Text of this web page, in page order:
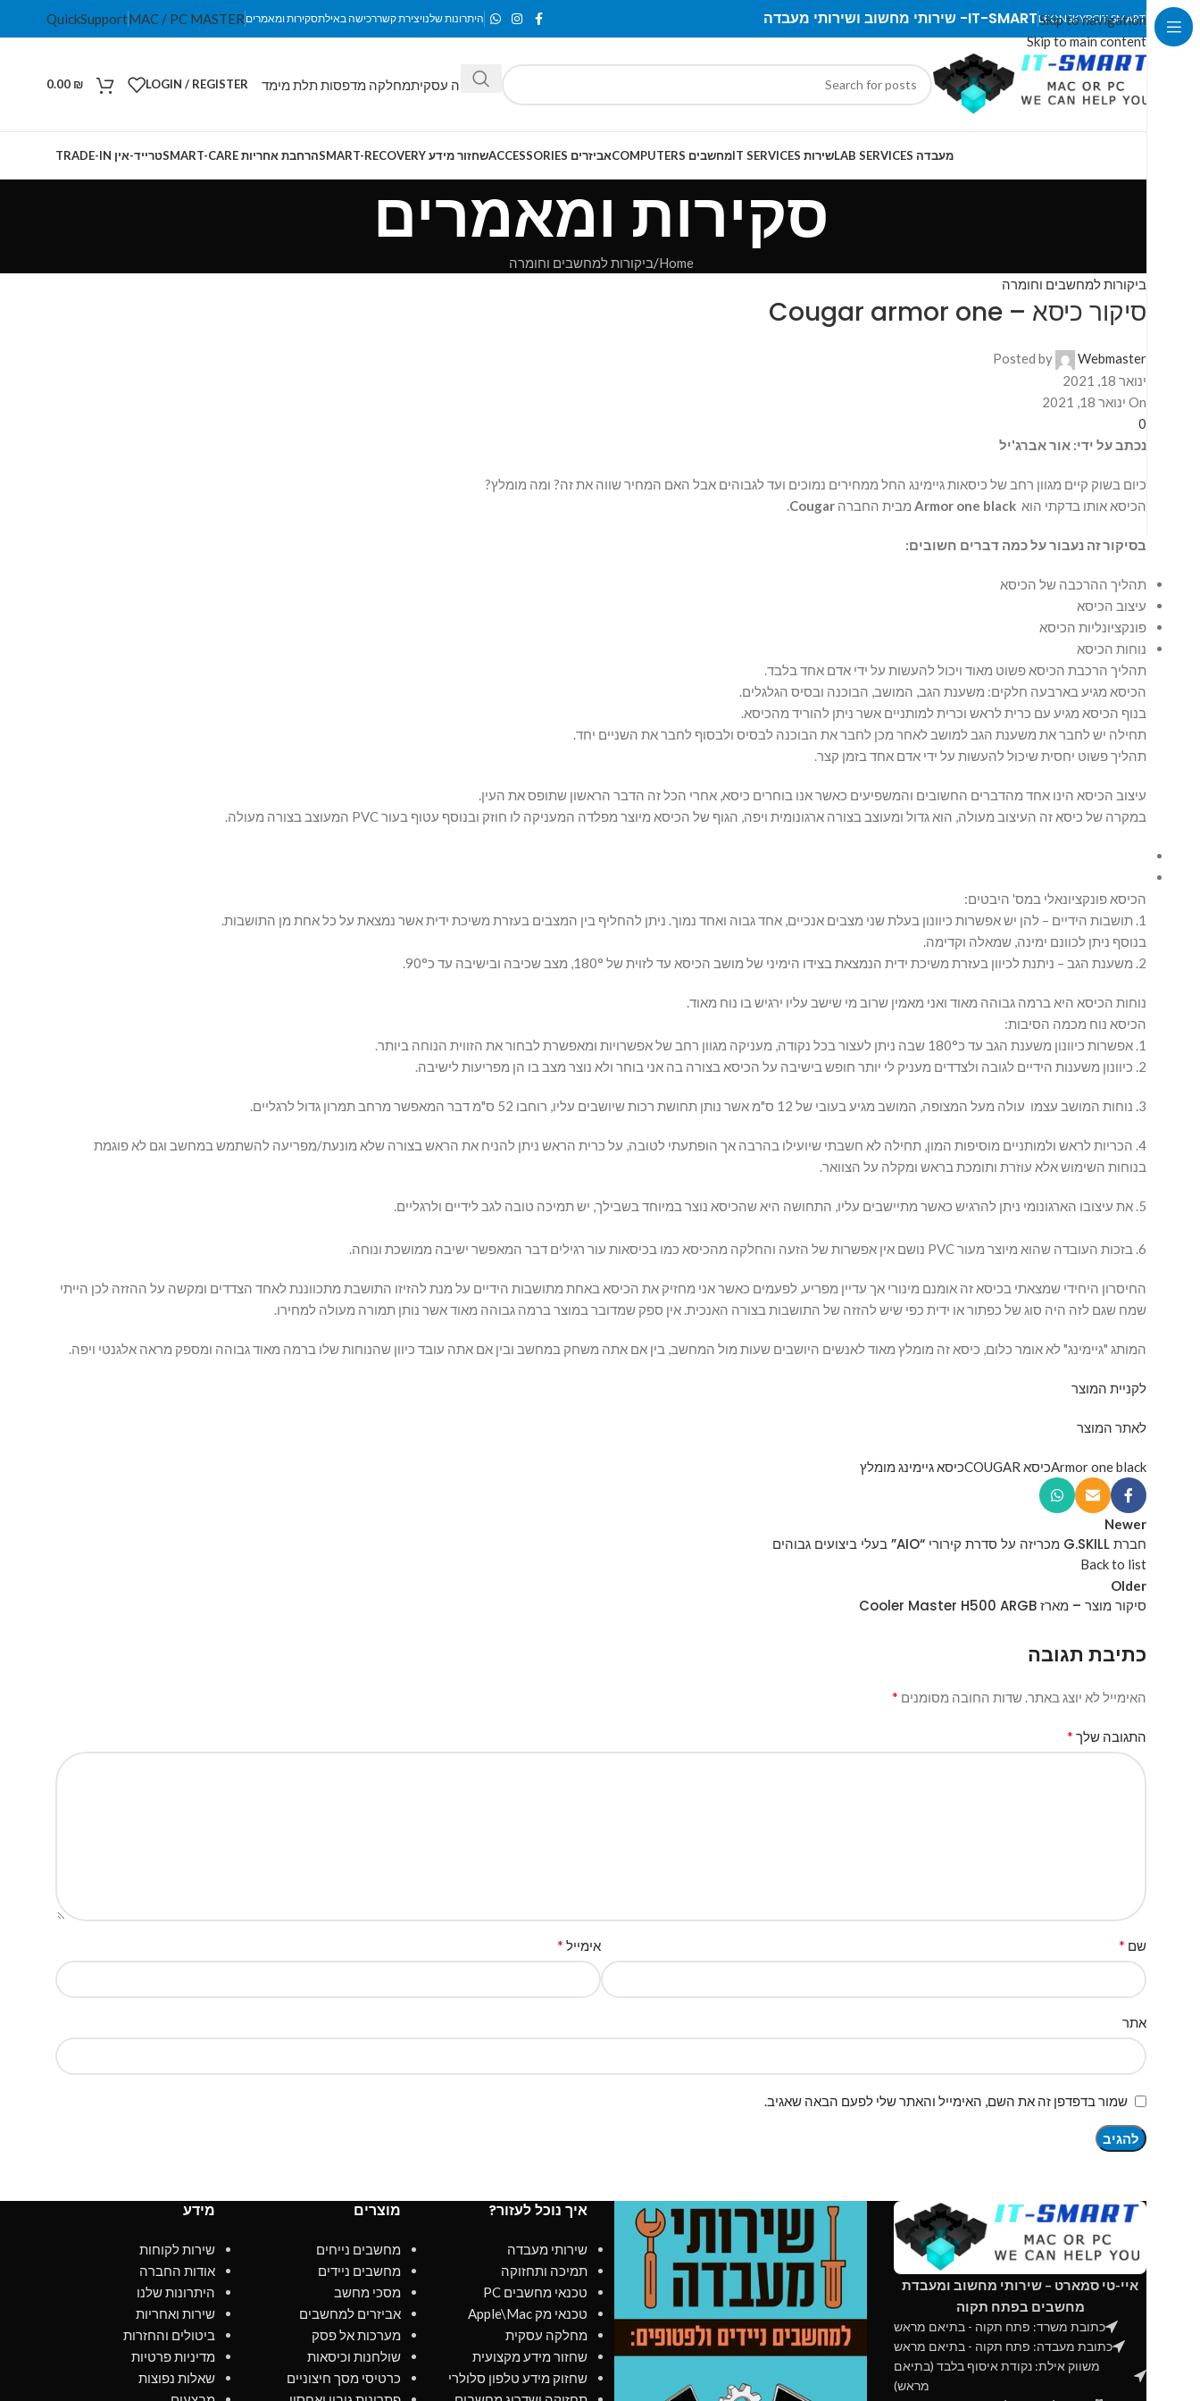
Skip to navigation
Skip to main content
IT-SMART
LEONSKYPCIT-SMART- שירותי מחשוב ושירותי מעבדה היתרונות שלנויצירת קשררכישה באילתסקירות ומאמרים MAC / PC MASTER
QuickSupport
מחלקה עסקיתמחלקה מדפסות תלת מימד LOGIN / REGISTER
0.00 ₪
מעבדה LAB SERVICES שירות IT SERVICES מחשבים COMPUTERS אביזרים ACCESSORIES שחזור מידע SMART-RECOVERY הרחבת אחריות SMART-CARE טרייד-אין TRADE-IN
סקירות ומאמרים
Home ביקורות למחשבים וחומרה
ביקורות למחשבים וחומרה
סיקור כיסא – Cougar armor one
Posted by
Webmaster
ינואר 18, 2021
On ינואר 18, 2021
0
נכתב על ידי: אור אברג'יל
כיום בשוק קיים מגוון רחב של כיסאות גיימינג החל ממחירים נמוכים ועד לגבוהים אבל האם המחיר שווה את זה? ומה מומלץ?
הכיסא אותו בדקתי הוא
מבית החברה Cougar
.
בסיקור זה נעבור על כמה דברים חשובים:
תהליך ההרכבה של הכיסא
עיצוב הכיסא
פונקציונליות הכיסא
נוחות הכיסא
תהליך הרכבת הכיסא פשוט מאוד ויכול להעשות על ידי אדם אחד בלבד.
הכיסא מגיע בארבעה חלקים: משענת הגב, המושב, הבוכנה ובסיס הגלגלים.
בנוף הכיסא מגיע עם כרית לראש וכרית למותניים אשר ניתן להוריד מהכיסא.
תחילה יש לחבר את משענת הגב למושב לאחר מכן לחבר את הבוכנה לבסיס ולבסוף לחבר את השניים יחד.
תהליך פשוט יחסית שיכול להעשות על ידי אדם אחד בזמן קצר.
עיצוב הכיסא הינו אחד מהדברים החשובים והמשפיעים כאשר אנו בוחרים כיסא, אחרי הכל זה הדבר הראשון שתופס את העין.
במקרה של כיסא זה העיצוב מעולה, הוא גדול ומעוצב בצורה ארגונומית ויפה, הגוף של הכיסא מיוצר מפלדה המעניקה לו חוזק ובנוסף עטוף בעור PVC המעוצב בצורה מעולה.
הכיסא פונקציונאלי במס' היבטים:
1. תושבות הידיים – להן יש אפשרות כיוונון בעלת שני מצבים אנכיים, אחד גבוה ואחד נמוך. ניתן להחליף בין המצבים בעזרת משיכת ידית אשר נמצאת על כל אחת מן התושבות.
בנוסף ניתן לכוונם ימינה, שמאלה וקדימה.
2. משענת הגב – ניתנת לכיוון בעזרת משיכת ידית הנמצאת בצידו הימיני של מושב הכיסא עד לזוית של 180°, מצב שכיבה ובישיבה עד כ90°.
נוחות הכיסא היא ברמה גבוהה מאוד ואני מאמין שרוב מי שישב עליו ירגיש בו נוח מאוד.
הכיסא נוח מכמה הסיבות:
1. אפשרות כיוונון משענת הגב עד כ180° שבה ניתן לעצור בכל נקודה, מעניקה מגוון רחב של אפשרויות ומאפשרת לבחור את הזווית הנוחה ביותר.
2. כיוונון משענות הידיים לגובה ולצדדים מעניק לי יותר חופש בישיבה על הכיסא בצורה בה אני בוחר ולא נוצר מצב בו הן מפריעות לישיבה.
3. נוחות המושב עצמו עולה מעל המצופה, המושב מגיע בעובי של 12 ס"מ אשר נותן תחושת רכות שיושבים עליו, רוחבו 52 ס"מ דבר המאפשר מרחב תמרון גדול לרגליים.
4. הכריות לראש ולמותניים מוסיפות המון, תחילה לא חשבתי שיועילו בהרבה אך הופתעתי לטובה, על כרית הראש ניתן להניח את הראש בצורה שלא מונעת/מפריעה להשתמש במחשב וגם לא פוגמת
בנוחות השימוש אלא עוזרת ותומכת בראש ומקלה על הצוואר.
5. את עיצובו הארגונומי ניתן להרגיש כאשר מתיישבים עליו, התחושה היא שהכיסא נוצר במיוחד בשבילך, יש תמיכה טובה לגב לידיים ולרגליים.
6. בזכות העובדה שהוא מיוצר מעור PVC נושם אין אפשרות של הזעה והחלקה מהכיסא כמו בכיסאות עור רגילים דבר המאפשר ישיבה ממושכת ונוחה.
החיסרון היחידי שמצאתי בכיסא זה אומנם מינורי אך עדיין מפריע, לפעמים כאשר אני מחזיק את הכיסא באחת מתושבות הידיים על מנת להזיזו התושבת מתכווננת לאחד הצדדים ומקשה על ההזזה לכן הייתי
שמח שגם לזה היה סוג של כפתור או ידית כפי שיש להזזה של התושבות בצורה האנכית. אין ספק שמדובר במוצר ברמה גבוהה מאוד אשר נותן תמורה מעולה למחירו.
המותג "גיימינג" לא אומר כלום, כיסא זה מומלץ מאוד לאנשים היושבים שעות מול המחשב, בין אם אתה משחק במחשב ובין אם אתה עובד כיוון שהנוחות שלו ברמה מאוד גבוהה ומספק מראה אלגנטי ויפה.
לקניית המוצר
לאתר המוצר
Armor one blackכיסא COUGAR כיסא גיימינג מומלץ
Newer
חברת G.SKILL מכריזה על סדרת קירורי “AIO” בעלי ביצועים גבוהים
Back to list
Older
סיקור מוצר – מארז Cooler Master H500 ARGB
כתיבת תגובה
האימייל לא יוצג באתר. שדות החובה מסומנים *
התגובה שלך *
שם * אימייל *
אתר
שמור בדפדפן זה את השם, האימייל והאתר שלי לפעם הבאה שאגיב.
איי-טי סמארט – שירותי מחשוב ומעבדת
מחשבים בפתח תקוה
כתובת משרד: פתח תקוה - בתיאם מראש
כתובת מעבדה: פתח תקוה - בתיאם מראש
משווק אילת: נקודת איסוף בלבד (בתיאם
מראש)
איך נוכל לעזור?
שירותי מעבדה
תמיכה ותחזוקה
טכנאי מחשבים PC
טכנאי מק Apple\Mac
מחלקה עסקית
שחזור מידע מקצועית
שחזוק מידע טלפון סלולרי
מוצרים
מחשבים נייחים
מחשבים ניידים
מסכי מחשב
אביזרים למחשבים
מערכות אל פסק
שולחנות וכיסאות
כרטיסי מסך חיצוניים
מידע
שירות לקוחות
אודות החברה
היתרונות שלנו
שירות ואחריות
ביטולים והחזרות
מדיניות פרטיות
שאלות נפוצות